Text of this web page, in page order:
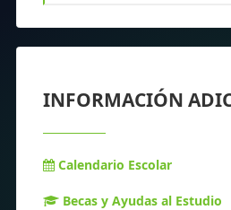
INFORMACIÓN
Calendario Escolar
Becas y Ayudas al Estudio